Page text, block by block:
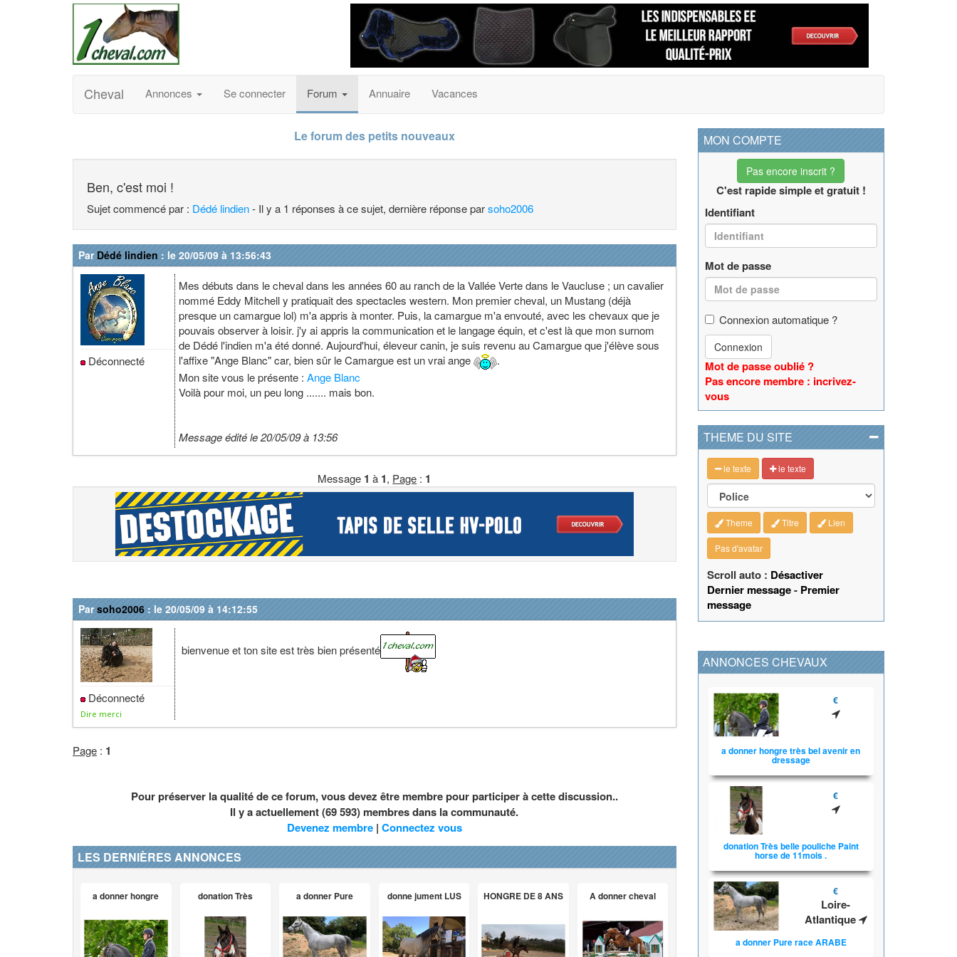
Cheval Annonces Se connecter Forum Annuaire Vacances
Le forum des petits nouveaux
Ben, c'est moi !
Sujet commencé par : Dédé lindien- Il y a 1 réponses à ce sujet, dernière réponse parsoho2006
Par Dédé lindien : le 20/05/09 à 13:56:43
Déconnecté
Mes débuts dans le cheval dans les années 60 au ranch de la Vallée Verte dans le Vaucluse ; un cavalier
nommé Eddy Mitchell y pratiquait des spectacles western. Mon premier cheval, un Mustang (déjà
presque un camargue lol) m'a appris à monter. Puis, la camargue m'a envouté, avec les chevaux que je
pouvais observer à loisir. j'y ai appris la communication et le langage équin, et c'est là que mon surnom
de Dédé l'indien m'a été donné. Aujourd'hui, éleveur canin, je suis revenu au Camargue que j'élève sous
l'affixe "Ange Blanc" car, bien sûr le Camargue est un vrai ange
.
Mon site vous le présente : Ange Blanc
Voilà pour moi, un peu long ....... mais bon.
Message édité le 20/05/09 à 13:56
Message 1 à 1, Page : 1
Parsoho2006 : le 20/05/09 à 14:12:55
Déconnecté
Dire merci
bienvenue et ton site est très bien présenté
Page : 1
Pour préserver la qualité de ce forum, vous devez être membre pour participer à cette discussion..
Il y a actuellement (69 593) membres dans la communauté.
Devenez membre| Connectez vous
LES DERNIÈRES ANNONCES
a donner hongre donation Très a donner Pure donne jument LUS HONGRE DE 8 ANS A donner cheval
MON COMPTE
Pas encore inscrit ?
C'est rapide simple et gratuit !
Identifiant
Mot de passe
Connexion automatique ?
Connexion
Mot de passe oublié ?
Pas encore membre : incrivez-
vous
THEME DU SITE
le texte le texte
Theme Titre Lien
Pas d'avatar
Scroll auto : Désactiver
Dernier message- Premier
message
ANNONCES CHEVAUX
€
a donner hongre très bel avenir en
dressage
€
donation Très belle pouliche Paint
horse de 11mois .
€
Loire-
Atlantique
a donner Pure race ARABE